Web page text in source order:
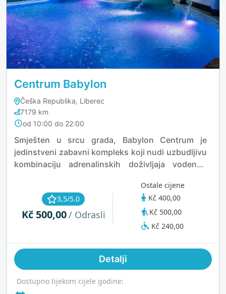
Centrum Babylon
Češka Republika, Liberec
7179 km
od 10:00 do 22:00
Smješten u srcu grada, Babylon Centrum je
jedinstveni zabavni kompleks koji nudi uzbudljivu
kombinaciju adrenalinskih doživljaja vodenog
uzraste. Od uzbudljivih tobogana do opuštajućih
lijenih rijeka, vodeni park pruža avanturistički
bijeg za obitelji i ljubitelje uzbuđenja. Wellness
zona poziva vas da se opustite u luksuznim
mogu uživati u satima zabave u interaktivnim
igralištima. Bilo da želite odmoriti, istraživati ili se
dinamično iskustvo koje posjetitelje uvijek iznova
3,5/5.0
Kč 500,00/ Odrasli
Ostale cijene
Kč 400,00
Kč 500,00
Kč 240,00
Detalji
Dostupno tijekom cijele godine: